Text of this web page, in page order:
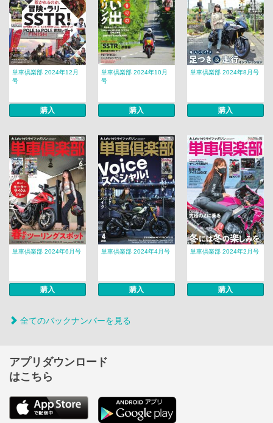
単車倶楽部 2024年12月
号
購入
単車倶楽部 2024年10月
号
購入
単車倶楽部 2024年8月号
購入
単車倶楽部 2024年6月号
購入
単車倶楽部 2024年4月号
購入
単車倶楽部 2024年2月号
購入
全てのバックナンバーを見る
アプリダウンロード
はこちら